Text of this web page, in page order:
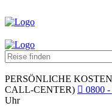
PERSÖNLICHE
CALL-CENTER)
0800
Uhr